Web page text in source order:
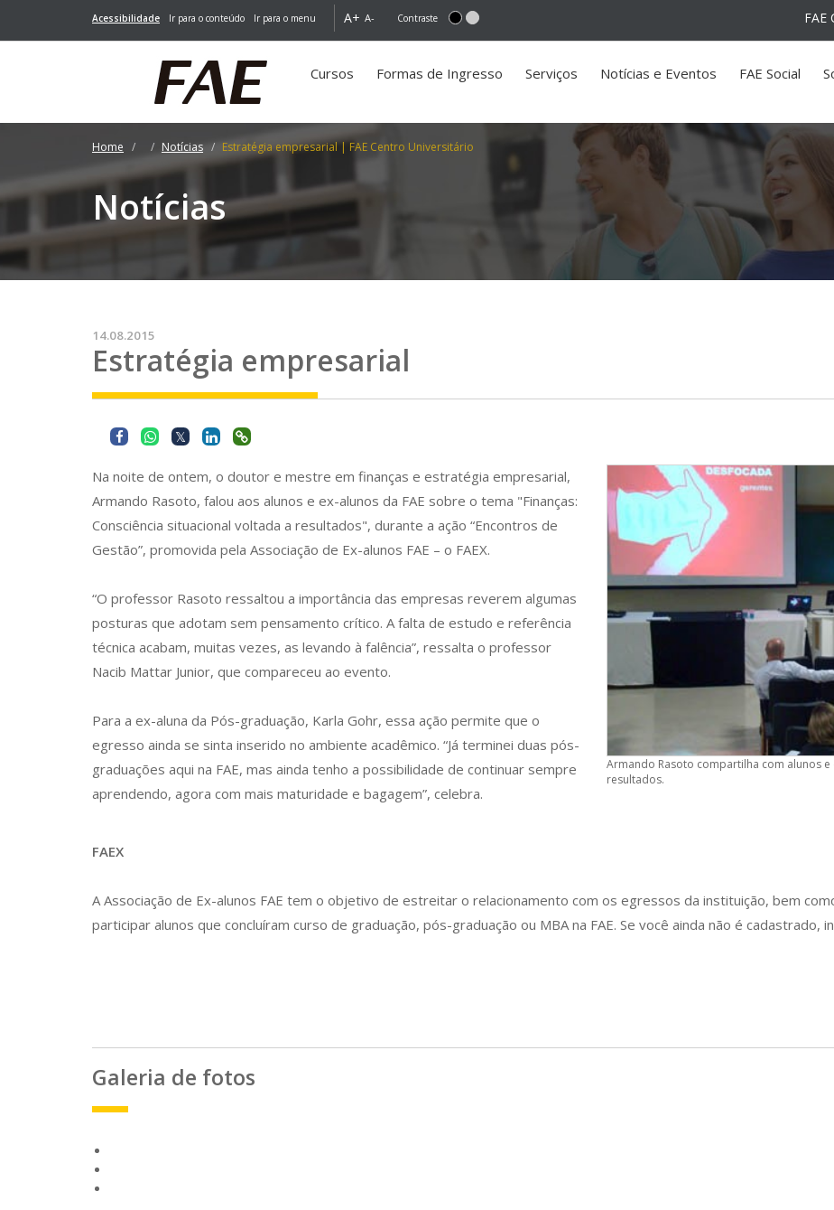
Acessibilidade Ir para o conteúdo Ir para o menu A+ A- Contraste FAE
Cursos Formas de Ingresso Serviços Notícias e Eventos FAE Social
Home Notícias Estratégia empresarial | FAE Centro Universitário
Notícias
14.08.2015
Estratégia empresarial
Armando Rasoto compartilha com alunos
resultados.
Na noite de ontem, o doutor e mestre em finanças e estratégia empresarial,
Armando Rasoto, falou aos alunos e ex-alunos da FAE sobre o tema "Finanças:
Consciência situacional voltada a resultados", durante a ação “Encontros de
Gestão”, promovida pela Associação de Ex-alunos FAE – o FAEX.
“O professor Rasoto ressaltou a importância das empresas reverem algumas
posturas que adotam sem pensamento crítico. A falta de estudo e referência
técnica acabam, muitas vezes, as levando à falência”, ressalta o professor
Nacib Mattar Junior, que compareceu ao evento.
Para a ex-aluna da Pós-graduação, Karla Gohr, essa ação permite que o
egresso ainda se sinta inserido no ambiente acadêmico. “Já terminei duas pós-
graduações aqui na FAE, mas ainda tenho a possibilidade de continuar sempre
aprendendo, agora com mais maturidade e bagagem”, celebra.
FAEX
A Associação de Ex-alunos FAE tem o objetivo de estreitar o relacionamento com os egressos da instituição, bem
participar alunos que concluíram curso de graduação, pós-graduação ou MBA na FAE. Se você ainda não é cadastrado,
Galeria de fotos